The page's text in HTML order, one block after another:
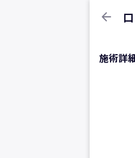
arrow_back
施術詳